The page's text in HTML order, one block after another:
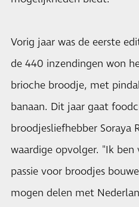
Vorig jaar was de eerste
de 440 inzendingen won
brioche broodje, met
banaan. Dit jaar gaat
broodjesliefhebber Soraya
waardige opvolger. "Ik
passie voor broodjes
mogen delen met